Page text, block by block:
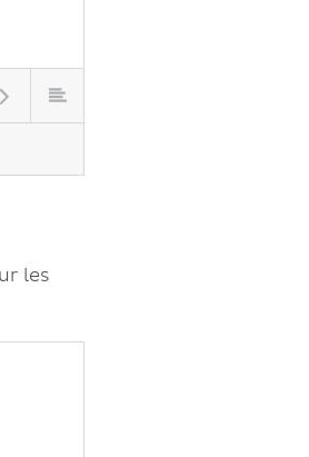
les